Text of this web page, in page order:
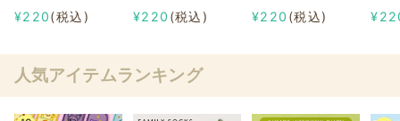
¥220(税込)
¥220 (税込)
¥220 (税込)
人気アイテムランキング